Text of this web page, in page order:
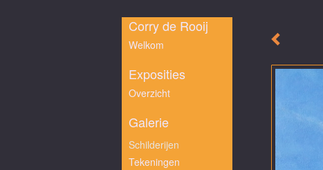
Corry de Rooij
Welkom
Exposities
Overzicht
Galerie
Schilderijen
Tekeningen